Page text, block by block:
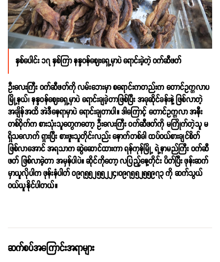
နှစ်ပေါင်း ၁၇ နှစ်ကြာ နန္ဒဝန်ဈေးရှေ့မှာပဲ ရောင်းခဲ့တဲ့ ဝက်ဆီဖတ်
ဦးလေးကြီး ဝက်ဆီဖတ်ကို လမ်းဘေးမှာ စရောင်းကတည်းက တောင်ဥက္ကလာပ
မြို့နယ်၊ နန္ဒဝန်ဈေးရှေ့မှာပဲ ရောင်းချခဲ့တာဖြစ်ပြီး အခုဆိုင်ခန်းနဲ့ ဖြစ်လာတဲ့
အချိန်အထိ အဲဒီနေရာမှာပဲ ရောင်းချတာပါ။ ဒါကြောင့် တောင်ဥက္ကလာ အနီး
တစ်ဝိုက်က စားသုံးသူတွေကတော့ ဦးလေးကြီး ဝက်ဆီဖတ်ကို မကြိုက်တဲ့သူ မ
ရှိသလောက် ရှားပြီး စားဖူးသူတိုင်းလည်း နောက်တစ်ခါ ထပ်ဝယ်စားချင်စိတ်
ဖြစ်လာအောင် အရသာက ဆွဲဆောင်ထားကာ ရန်ကုန်မြို့ ရဲ့နာမည်ကြီး ဝက်ဆီ
ဖတ် ဖြစ်လာခဲ့တာ အမှန်ပါပဲ။ ဆိုင်ကိုတော့ လပြည့်နေ့တိုင်း ပိတ်ပြီး ဖုန်းဆက်
မှာယူလိုပါက ဖုန်းနံပါတ် ၀၉၇၅၅၂၅၅၂၂၄၊၀၉၇၅၅၂၅၅၉၇၃ ကို ဆက်သွယ်
ဝယ်ယူနိုင်ပါတယ်။
ဆက်စပ်အကြောင်းအရာများ